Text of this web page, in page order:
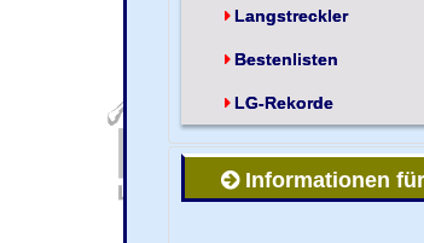
Langstreckler
Bestenlisten
LG-Rekorde
Informationen